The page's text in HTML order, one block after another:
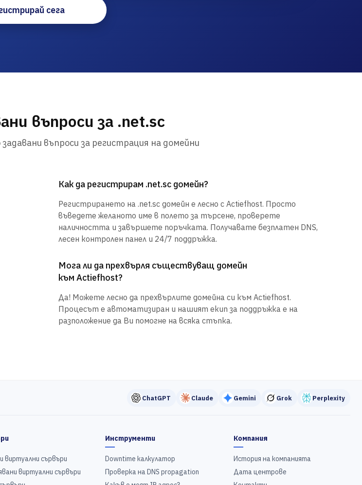
сега
въпроси за .net.sc
въпроси за регистрация на домейни
Как да регистрирам .net.sc домейн?
Регистрирането на .net.sc домейн е лесно с Actiefhost. Просто
въведете желаното име в полето за търсене, проверете
наличността и завършете поръчката. Получавате безплатен DNS,
лесен контролен панел и 24/7 поддръжка.
Мога ли да прехвърля съществуващ домейн
към Actiefhost?
Да! Можете лесно да прехвърлите домейна си към Actiefhost.
Процесът е автоматизиран и нашият екип за поддръжка е на
разположение да Ви помогне на всяка стъпка.
ChatGPT Claude Gemini Grok Perplexity
виртуални сървъри
виртуални сървъри
Инструменти
Downtime калкулатор
Проверка на DNS propagation
Компания
История на компанията
Дата центрове